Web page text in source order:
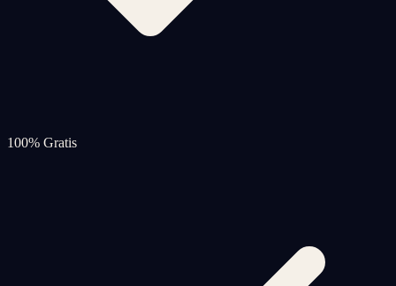
100% Gratis